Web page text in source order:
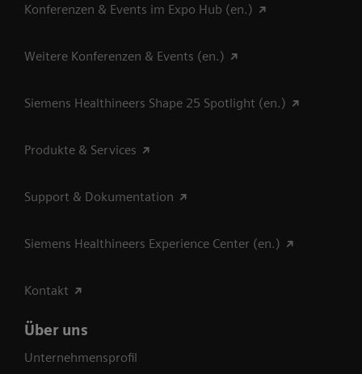
Konferenzen & Events im Expo Hub (en.)
Weitere Konferenzen & Events (en.)
Siemens Healthineers Shape 25 Spotlight (en.)
Produkte & Services
Support & Dokumentation
Siemens Healthineers Experience Center (en.)
Kontakt
Über uns
Unternehmensprofil